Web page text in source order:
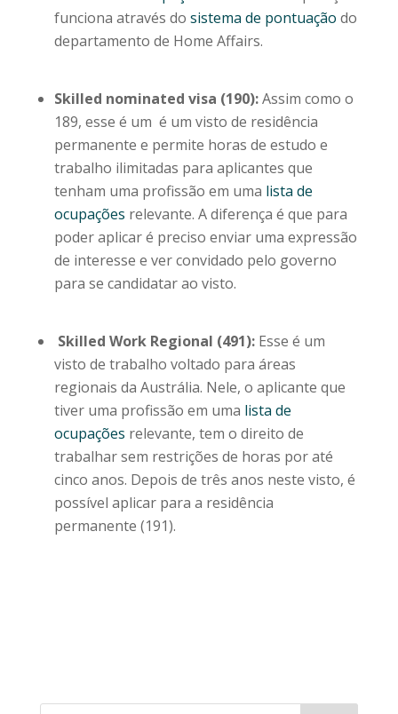
funciona através do sistema de pontuação do
departamento de Home Affairs.
Skilled nominated visa (190):Assim como o
189, esse é um é um visto de residência
permanente e permite horas de estudo e
trabalho ilimitadas para aplicantes que
tenham uma profissão em uma lista de
ocupações relevante. A diferença é que para
poder aplicar é preciso enviar uma expressão
de interesse e ver convidado pelo governo
para se candidatar ao visto.
Skilled Work Regional (491): Esse é um
visto de trabalho voltado para áreas
regionais da Austrália. Nele, o aplicante que
tiver uma profissão em uma lista de
ocupações relevante, tem o direito de
trabalhar sem restrições de horas por até
cinco anos. Depois de três anos neste visto, é
possível aplicar para a residência
permanente (191).